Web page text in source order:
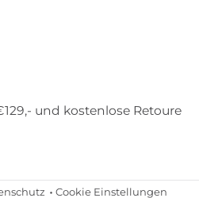
und kostenlose Retoure
Cookie Einstellungen